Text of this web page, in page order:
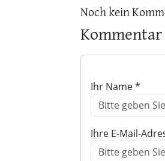
Noch kein
Ihr Name *
Ihre E-Mail-